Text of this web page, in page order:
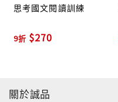
思考國文閱讀訓練
9折 $270
關於誠品